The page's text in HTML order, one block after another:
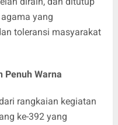
yang
toleransi masyarakat
Penuh Warna
rangkaian kegiatan
ke-392 yang